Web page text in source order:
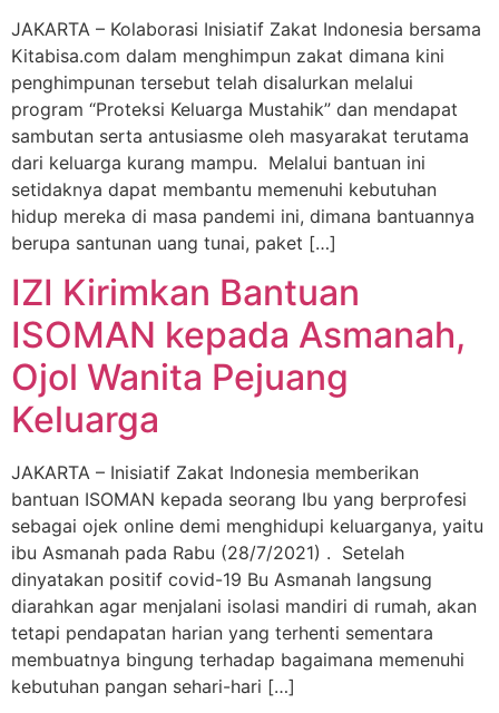
JAKARTA – Kolaborasi Inisiatif Zakat Indonesia bersama
Kitabisa.com dalam menghimpun zakat dimana kini
penghimpunan tersebut telah disalurkan melalui
program “Proteksi Keluarga Mustahik” dan mendapat
sambutan serta antusiasme oleh masyarakat terutama
dari keluarga kurang mampu. Melalui bantuan ini
setidaknya dapat membantu memenuhi kebutuhan
hidup mereka di masa pandemi ini, dimana bantuannya
berupa santunan uang tunai, paket […]
IZI Kirimkan Bantuan
ISOMAN kepada Asmanah,
Ojol Wanita Pejuang
Keluarga
JAKARTA – Inisiatif Zakat Indonesia memberikan
bantuan ISOMAN kepada seorang Ibu yang berprofesi
sebagai ojek online demi menghidupi keluarganya, yaitu
ibu Asmanah pada Rabu (28/7/2021) . Setelah
dinyatakan positif covid-19 Bu Asmanah langsung
diarahkan agar menjalani isolasi mandiri di rumah, akan
tetapi pendapatan harian yang terhenti sementara
membuatnya bingung terhadap bagaimana memenuhi
kebutuhan pangan sehari-hari […]